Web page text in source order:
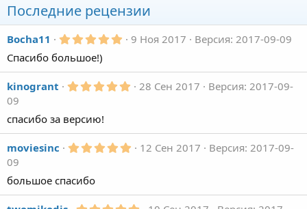
Последние рецензии
Bocha11 5
0
з
в
9 Ноя 2017
Версия: 2017-09-09
Спасибо большое!)
kinogrant 5
в
ё
28 Сен 2017
Версия: 2017-09-
09
спасибо за версию!
moviesinc 5
в
12 Сен 2017
Версия: 2017-09-
09
большое спасибо